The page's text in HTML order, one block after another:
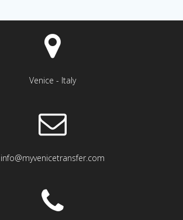
Venice - Italy
info@myvenicetransfer.com